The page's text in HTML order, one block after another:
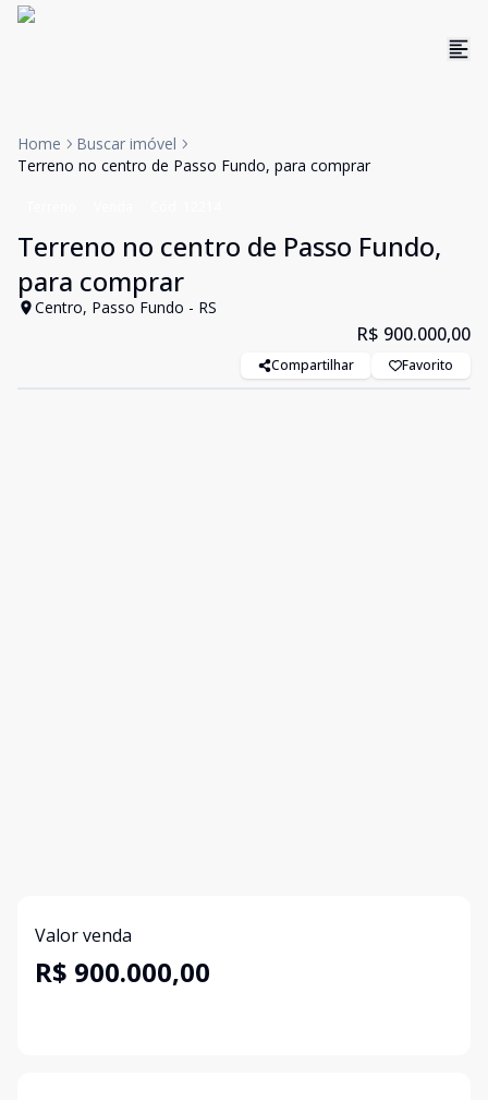
Home
Buscar imóvel
Terreno no centro de Passo Fundo, para comprar
Terreno no centro de Passo Fundo,
para comprar
Centro, Passo Fundo - RS
R$ 900.000,00
Compartilhar Favorito
Valor venda
R$ 900.000,00